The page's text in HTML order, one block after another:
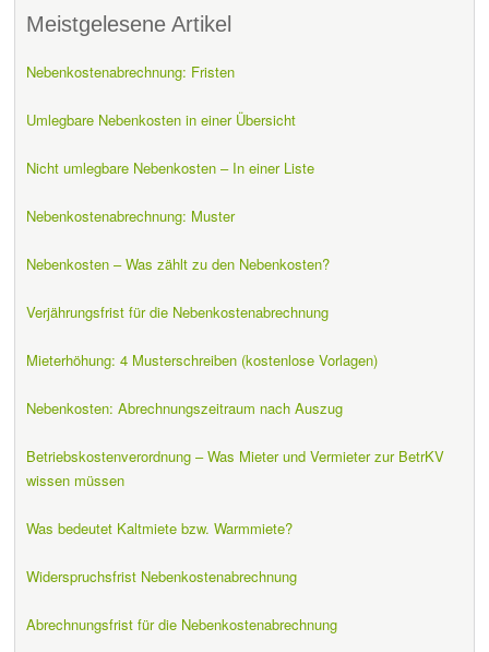
Meistgelesene Artikel
Nebenkostenabrechnung: Fristen
Umlegbare Nebenkosten in einer Übersicht
Nicht umlegbare Nebenkosten – In einer Liste
Nebenkostenabrechnung: Muster
Nebenkosten – Was zählt zu den Nebenkosten?
Verjährungsfrist für die Nebenkostenabrechnung
Mieterhöhung: 4 Musterschreiben (kostenlose Vorlagen)
Nebenkosten: Abrechnungszeitraum nach Auszug
Betriebskostenverordnung – Was Mieter und Vermieter zur BetrKV
wissen müssen
Was bedeutet Kaltmiete bzw. Warmmiete?
Widerspruchsfrist Nebenkostenabrechnung
Abrechnungsfrist für die Nebenkostenabrechnung